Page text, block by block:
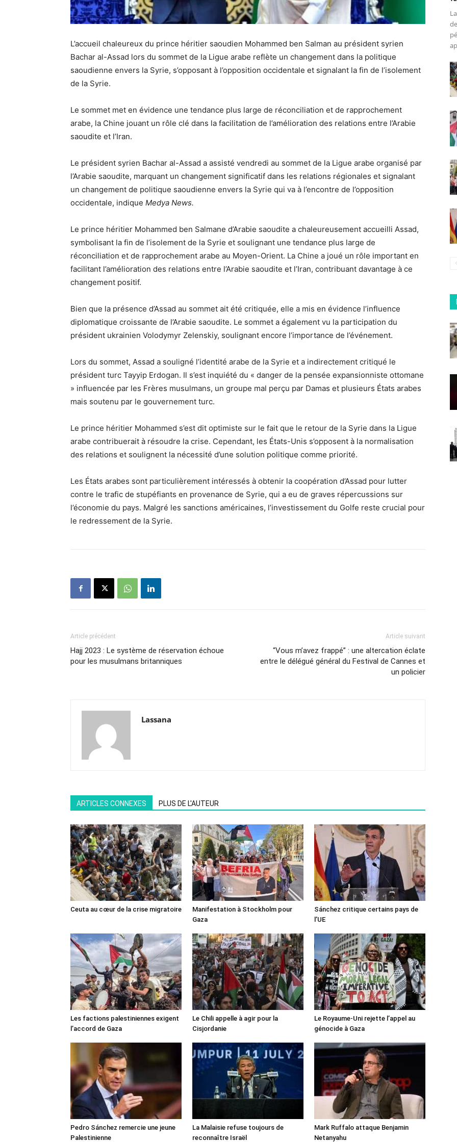
L’accueil chaleureux du prince héritier saoudien Mohammed ben Salman au président syrien
Bachar al-Assad lors du sommet de la Ligue arabe reflète un changement dans la politique
saoudienne envers la Syrie, s’opposant à l’opposition occidentale et signalant la fin de l’isolement
de la Syrie.
Le sommet met en évidence une tendance plus large de réconciliation et de rapprochement
arabe, la Chine jouant un rôle clé dans la facilitation de l’amélioration des relations entre l’Arabie
saoudite et l’Iran.
Le président syrien Bachar al-Assad a assisté vendredi au sommet de la Ligue arabe organisé par
l’Arabie saoudite, marquant un changement significatif dans les relations régionales et signalant
un changement de politique saoudienne envers la Syrie qui va à l’encontre de l’opposition
occidentale, indique Medya News.
Le prince héritier Mohammed ben Salmane d’Arabie saoudite a chaleureusement accueilli Assad,
symbolisant la fin de l’isolement de la Syrie et soulignant une tendance plus large de
réconciliation et de rapprochement arabe au Moyen-Orient. La Chine a joué un rôle important en
facilitant l’amélioration des relations entre l’Arabie saoudite et l’Iran, contribuant davantage à ce
changement positif.
Bien que la présence d’Assad au sommet ait été critiquée, elle a mis en évidence l’influence
diplomatique croissante de l’Arabie saoudite. Le sommet a également vu la participation du
président ukrainien Volodymyr Zelenskiy, soulignant encore l’importance de l’événement.
Lors du sommet, Assad a souligné l’identité arabe de la Syrie et a indirectement critiqué le
président turc Tayyip Erdogan. Il s’est inquiété du « danger de la pensée expansionniste ottomane
» influencée par les Frères musulmans, un groupe mal perçu par Damas et plusieurs États arabes
mais soutenu par le gouvernement turc.
Le prince héritier Mohammed s’est dit optimiste sur le fait que le retour de la Syrie dans la Ligue
arabe contribuerait à résoudre la crise. Cependant, les États-Unis s’opposent à la normalisation
des relations et soulignent la nécessité d’une solution politique comme priorité.
Les États arabes sont particulièrement intéressés à obtenir la coopération d’Assad pour lutter
contre le trafic de stupéfiants en provenance de Syrie, qui a eu de graves répercussions sur
l’économie du pays. Malgré les sanctions américaines, l’investissement du Golfe reste crucial pour
le redressement de la Syrie.
Article précédent
Hajj 2023 : Le système de réservation échoue
pour les musulmans britanniques
Article suivant
“Vous m’avez frappé” : une altercation éclate
entre le délégué général du Festival de Cannes et
un policier
Lassana
ARTICLES CONNEXES PLUS DE L'AUTEUR
Ceuta au cœur de la crise migratoire
Manifestation à Stockholm pour
Gaza
Sánchez critique certains pays de
l’UE
Les factions palestiniennes exigent
l’accord de Gaza
Le Chili appelle à agir pour la
Cisjordanie
Le Royaume-Uni rejette l’appel au
génocide à Gaza
Pedro Sánchez remercie une jeune
Palestinienne
La Malaisie refuse toujours de
reconnaître Israël
Mark Ruffalo attaque Benjamin
Netanyahu